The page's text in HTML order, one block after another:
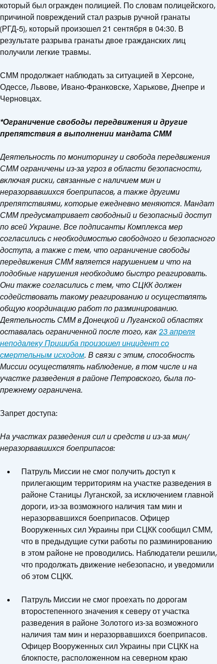
который был огражден полицией. По словам полицейского,
причиной повреждений стал разрыв ручной гранаты
(РГД-5), который произошел 21 сентября в 04:30. В
результате разрыва гранаты двое гражданских лиц
получили легкие травмы.
СММ продолжает наблюдать за ситуацией в Херсоне,
Одессе, Львове, Ивано-Франковске, Харькове, Днепре и
Черновцах.
*Ограничение свободы передвижения и другие
препятствия в выполнении мандата СММ
Деятельность по мониторингу и свобода передвижения
СММ ограничены из-за угроз в области безопасности,
включая риски, связанные с наличием мин и
неразорвавшихся боеприпасов, а также другими
препятствиями, которые ежедневно меняются. Мандат
СММ предусматривает свободный и безопасный доступ
по всей Украине. Все подписанты Комплекса мер
согласились с необходимостью свободного и безопасного
доступа, а также с тем, что ограничение свободы
передвижения СММ является нарушением и что на
подобные нарушения необходимо быстро реагировать.
Они также согласились с тем, что СЦКК должен
содействовать такому реагированию и осуществлять
общую координацию работ по разминированию.
Деятельность СММ в Донецкой и Луганской областях
оставалась ограниченной после того, как23 апреля
неподалеку Пришиба произошел инцидент со
смертельным исходом. В связи с этим, способность
Миссии осуществлять наблюдение, в том числе и на
участке разведения в районе Петровского, была по-
прежнему ограничена.
Запрет доступа:
На участках разведения сил и средств и из-за мин/
неразорвавшихся боеприпасов:
Патруль Миссии не смог получить доступ к
прилегающим территориям на участке разведения в
районе Станицы Луганской, за исключением главной
дороги, из‑за возможного наличия там мин и
неразорвавшихся боеприпасов. Офицер
Вооруженных сил Украины при СЦКК сообщил СММ,
что в предыдущие сутки работы по разминированию
в этом районе не проводились. Наблюдатели решили,
что продолжать движение небезопасно, и уведомили
об этом СЦКК.
Патруль Миссии не смог проехать по дорогам
второстепенного значения к северу от участка
разведения в районе Золотого из‑за возможного
наличия там мин и неразорвавшихся боеприпасов.
Офицер Вооруженных сил Украины при СЦКК на
блокпосте, расположенном на северном краю